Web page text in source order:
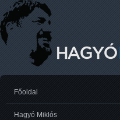
Főoldal
Hagyó Miklós